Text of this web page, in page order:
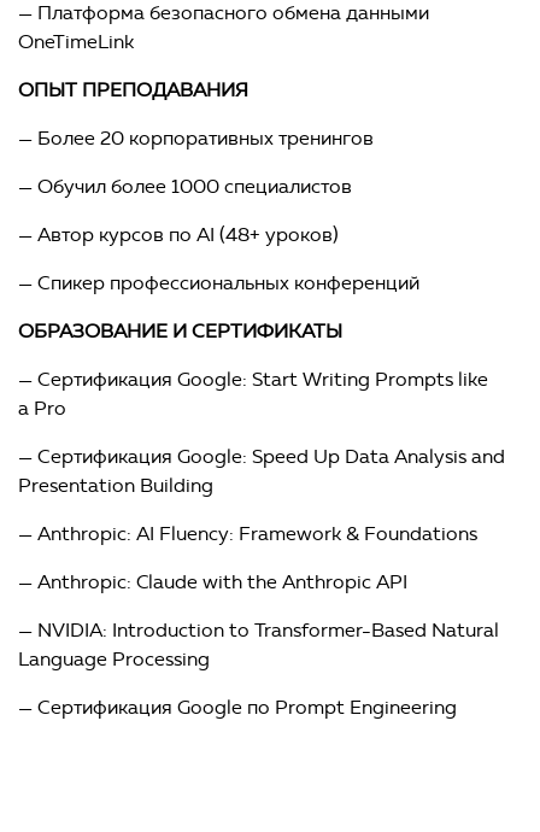
— Платформа безопасного обмена данными
OneTimeLink
ОПЫТ ПРЕПОДАВАНИЯ
— Более 20 корпоративных тренингов
— Обучил более 1000 специалистов
— Автор курсов по AI (48+ уроков)
— Спикер профессиональных конференций
ОБРАЗОВАНИЕ И СЕРТИФИКАТЫ
— Сертификация Google: Start Writing Prompts like
a Pro
— Сертификация Google: Speed Up Data Analysis and
Presentation Building
— Anthropic: AI Fluency: Framework & Foundations
— Anthropic: Claude with the Anthropic API
— NVIDIA: Introduction to Transformer-Based Natural
Language Processing
— Сертификация Google по Prompt Engineering